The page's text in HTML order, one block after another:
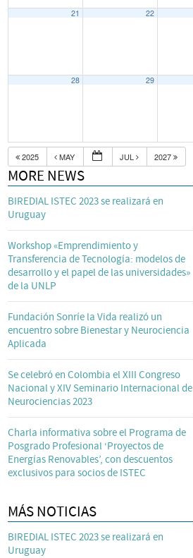
21 22
28 29
2025 MAY JUL 2027
MORE NEWS
BIREDIAL ISTEC 2023 se realizará en
Uruguay
Workshop «Emprendimiento y
Transferencia de Tecnología: modelos de
desarrollo y el papel de las universidades»
de la UNLP
Fundación Sonríe la Vida realizó un
encuentro sobre Bienestar y Neurociencia
Aplicada
Se celebró en Colombia el XIII Congreso
Nacional y XIV Seminario Internacional de
Neurociencias 2023
Charla informativa sobre el Programa de
Posgrado Profesional ‘Proyectos de
Energías Renovables’, con descuentos
exclusivos para socios de ISTEC
MÁS NOTICIAS
BIREDIAL ISTEC 2023 se realizará en
Uruguay